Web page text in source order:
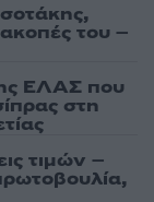
του –
ΕΛΑΣ που
στη
τιμών –